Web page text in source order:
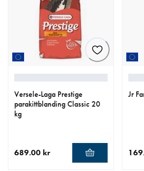
Versele-Laga Prestige
parakittblanding Classic 20
kg
689.00 kr
Jr